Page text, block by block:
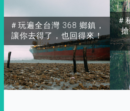
＃玩遍全台灣 368 鄉鎮，
讓你去得了，也回得來！
＃